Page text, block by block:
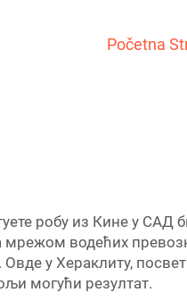
Početna
робу из Кине у САД
мрежом водећих
у Хераклиту,
могући резултат.